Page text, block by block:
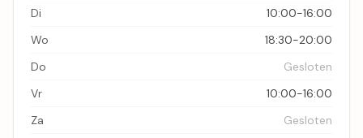
Di
10:00-16:00
Wo
18:30-20:00
Do
Gesloten
Vr
10:00-16:00
Za
Gesloten